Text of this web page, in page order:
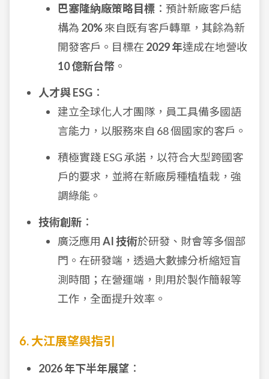
巴塞隆納廠策略目標 ：預計新廠客戶結
構為 20%來自既有客戶轉單，其餘為新
開發客戶。目標在 2029 年達成在地營收
10 億新台幣 。
人才與 ESG ：
建立全球化人才團隊，員工具備多國語
言能力，以服務來自 68 個國家的客戶。
積極實踐 ESG 承諾，以符合大型跨國客
戶的要求，並將在新廠房種植植栽，強
調綠能。
技術創新 ：
廣泛應用 AI 技術於研發、財會等多個部
門。在研發端，透過大數據分析縮短盲
測時間；在營運端，則用於製作簡報等
工作，全面提升效率。
6. 大江展望與指引
2026 年下半年展望 ：